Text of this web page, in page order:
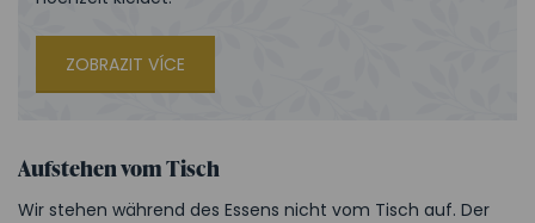
ZOBRAZIT VÍCE
Aufstehen vom Tisch
Wir stehen während des Essens nicht vom Tisch auf. Der